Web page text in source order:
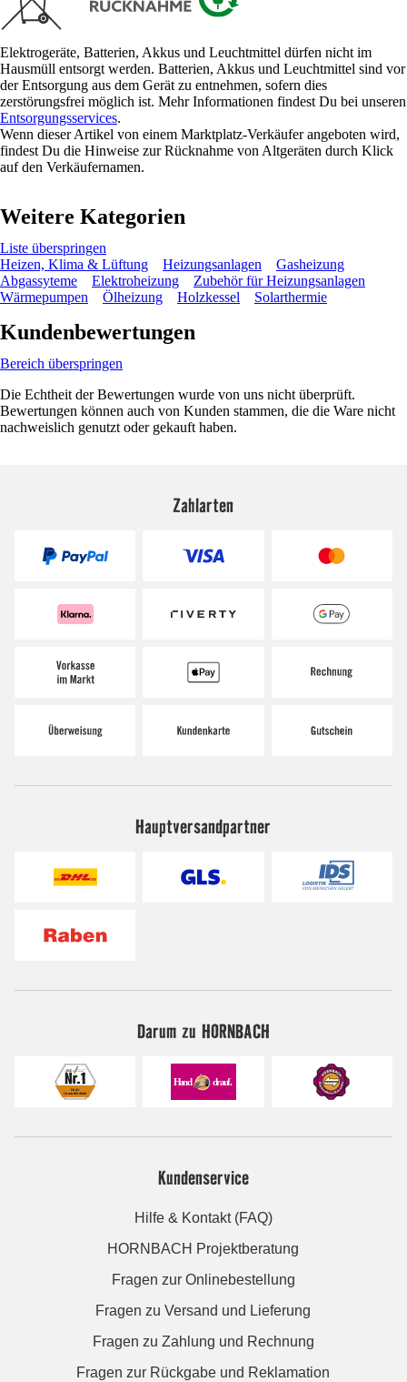
Elektrogeräte, Batterien, Akkus und Leuchtmittel dürfen nicht im
Hausmüll entsorgt werden. Batterien, Akkus und Leuchtmittel sind vor
der Entsorgung aus dem Gerät zu entnehmen, sofern dies
zerstörungsfrei möglich ist. Mehr Informationen findest Du bei unseren
Entsorgungsservices.
Wenn dieser Artikel von einem Marktplatz-Verkäufer angeboten wird,
findest Du die Hinweise zur Rücknahme von Altgeräten durch Klick
auf den Verkäufernamen.
Weitere Kategorien
Liste überspringen
Heizen, Klima & Lüftung
Heizungsanlagen
Gasheizung
Abgassyteme
Elektroheizung
Zubehör für Heizungsanlagen
Wärmepumpen
Ölheizung Holzkessel Solarthermie
Kundenbewertungen
Bereich überspringen
Die Echtheit der Bewertungen wurde von uns nicht überprüft.
Bewertungen können auch von Kunden stammen, die die Ware nicht
nachweislich genutzt oder gekauft haben.
Zahlarten
Hauptversandpartner
Darum zu HORNBACH
Kundenservice
Hilfe & Kontakt (FAQ)
HORNBACH Projektberatung
Fragen zur Onlinebestellung
Fragen zu Versand und Lieferung
Fragen zu Zahlung und Rechnung
Fragen zur Rückgabe und Reklamation